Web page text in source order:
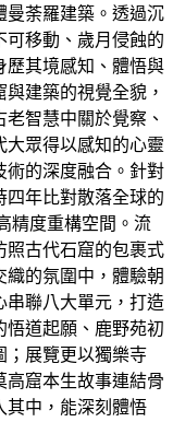
曼荼羅建築。透過沉
可移動、歲月侵蝕的
歷其境感知、體悟與
建築的視覺全貌，
智慧中關於覺察、
大眾得以感知的心靈
術的深度融合。針對
四年比對散落全球的
精度重構空間。流
照古代石窟的包裹式
的氛圍中，體驗朝
串聯八大單元，打造
悟道起願、鹿野苑初
；展覽更以獨樂寺
高窟本生故事連結骨
其中，能深刻體悟